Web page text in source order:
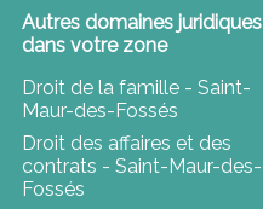
Autres domaines juridiques
dans votre zone
Droit de la famille - Saint-
Maur-des-Fossés
Droit des affaires et des
contrats - Saint-Maur-des-
Fossés